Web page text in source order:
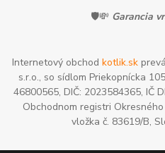
🛡️💸 Garancia
Internetový obchod kotlik.sk
s.r.o., so sídlom Priekopnícka
46800565, DIČ: 2023584365, IČ
Obchodnom registri
vložka č. 83619/B,